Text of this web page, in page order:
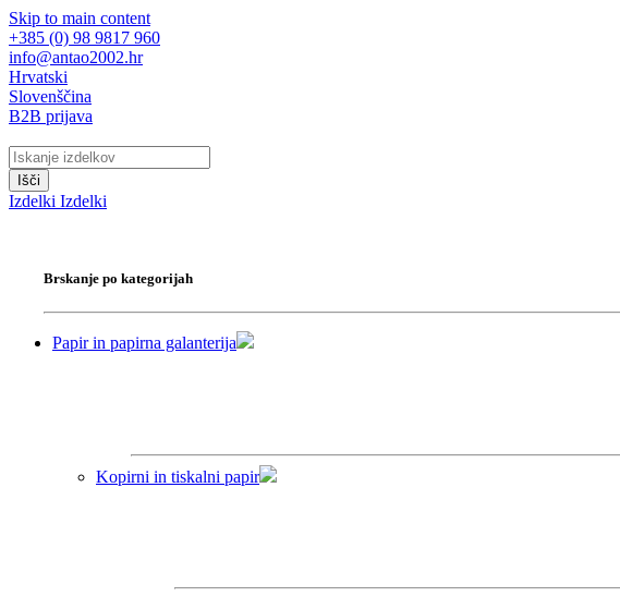
Skip to main content
+385 (0) 98 9817 960
info@antao2002.hr
Hrvatski
Slovenščina
B2B prijava
Išči
Izdelki Izdelki
Brskanje po kategorijah
Papir in papirna galanterija
Kopirni in tiskalni papir